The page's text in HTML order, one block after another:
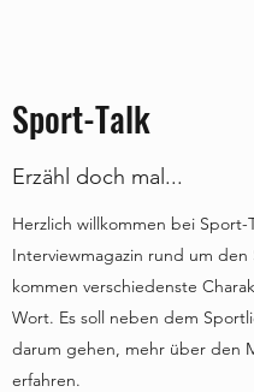
Sport-Talk
Erzähl doch mal...
Herzlich willkommen bei Sport-
Interviewmagazin rund um
kommen verschiedenste
Wort. Es soll neben dem
darum gehen, mehr über den
erfahren.